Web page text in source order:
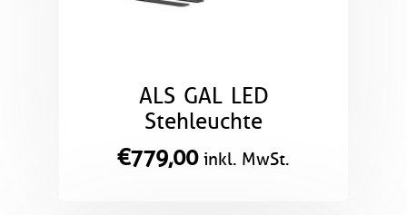
ALS GAL LED
Stehleuchte
€779,00 inkl. MwSt.